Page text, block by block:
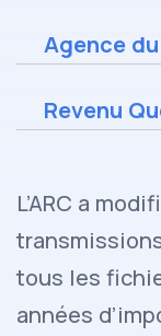
L’ARC a
tous les
années
Agence
Revenu